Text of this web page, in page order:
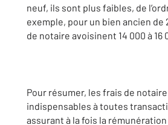
neuf, ils sont plus faibles, de
exemple, pour un bien ancien de
de notaire avoisinent 14 000 à 16
Pour résumer, les frais de
indispensables à toutes
assurant à la fois la